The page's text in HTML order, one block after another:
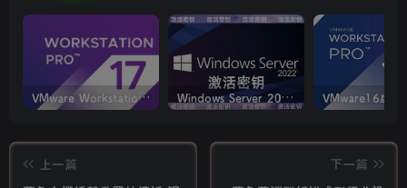
VMware Workstation PRO v17.6.4 正式版_虚拟机(带激活密钥) Windows Server 2022激活密钥 2024 5月更新
上一篇
下一篇